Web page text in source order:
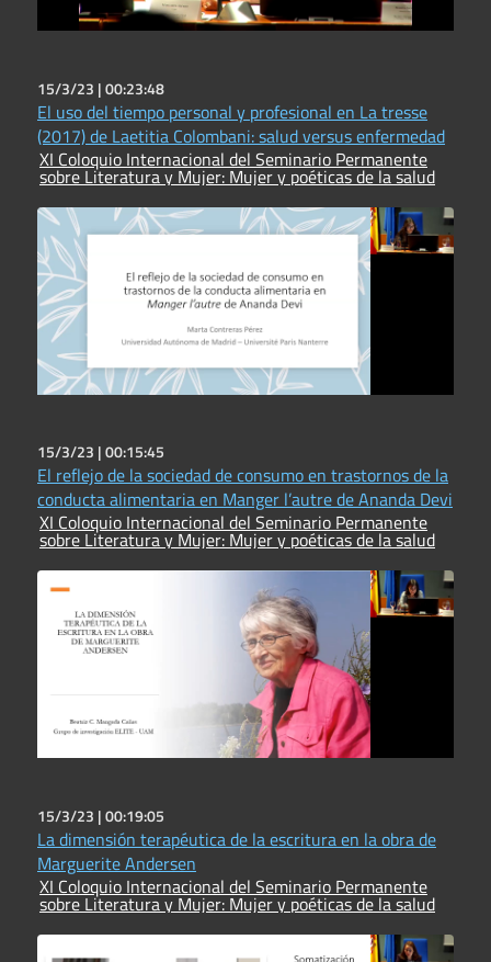
15/3/23 |00:23:48
El uso del tiempo personal y profesional en La tresse
(2017) de Laetitia Colombani: salud versus enfermedad
XI Coloquio Internacional del Seminario Permanente
sobre Literatura y Mujer: Mujer y poéticas de la salud
15/3/23 |00:15:45
El reflejo de la sociedad de consumo en trastornos de la
conducta alimentaria en Manger l’autre de Ananda Devi
XI Coloquio Internacional del Seminario Permanente
sobre Literatura y Mujer: Mujer y poéticas de la salud
15/3/23 |00:19:05
La dimensión terapéutica de la escritura en la obra de
Marguerite Andersen
XI Coloquio Internacional del Seminario Permanente
sobre Literatura y Mujer: Mujer y poéticas de la salud